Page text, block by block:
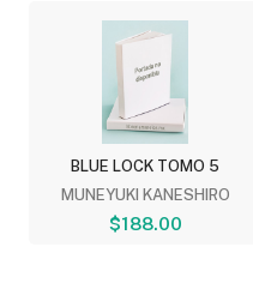
BLUE LOCK TOMO 5
MUNEYUKI KANESHIRO
$188.00